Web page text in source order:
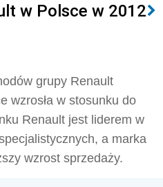
w Polsce w 2012
grupy Renault
wzrosła w stosunku do
Renault jest liderem w
a marka
wzrost sprzedaży.